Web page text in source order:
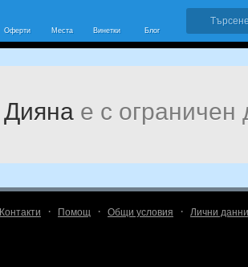
Оферти Места Винетки Блог
Дияна е с ограничен
Контакти · Помощ · Общи условия · Лични данни